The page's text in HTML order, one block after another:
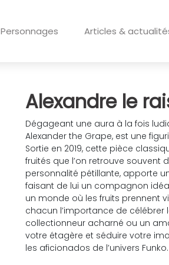
Personnages Articles &
Alexandre le
Dégageant une aura à la fois
Alexander the Grape, est une
Sortie en 2019, cette pièce
fruités que l’on retrouve souvent
personnalité pétillante, apporte
faisant de lui un compagnon
un monde où les fruits prennent
chacun l’importance de célébrer
collectionneur acharné ou un
votre étagère et séduire votre
les aficionados de l’univers Funko.